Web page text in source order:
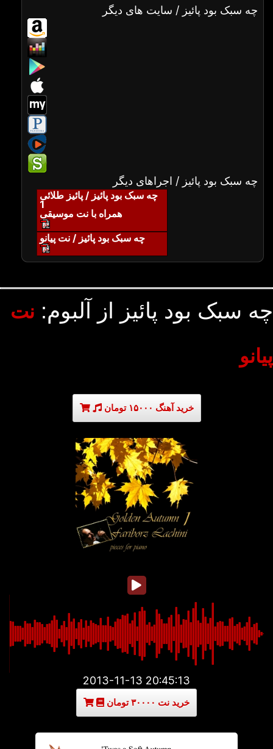
چه سبک بود پائیز / سایت های دیگر
چه سبک بود پائیز / اجراهای دیگر
چه سبک بود پائیز / پائیز طلائی
1
همراه با نت موسیقی
چه سبک بود پائیز / نت پیانو
چه سبک بود پائیز از آلبوم: نت
پیانو
خرید آهنگ ۱۵۰۰۰ تومان
2013-11-13 20:45:13
خرید نت ۳۰۰۰۰ تومان